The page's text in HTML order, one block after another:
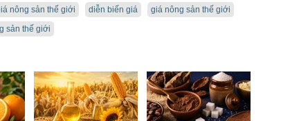
nông sản thế giới diễn biến giá
giá nông sản thế giới
sản thế giới